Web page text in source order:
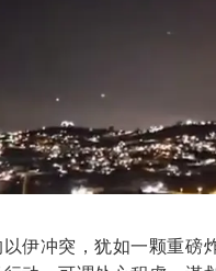
伊冲突，犹如一颗重磅